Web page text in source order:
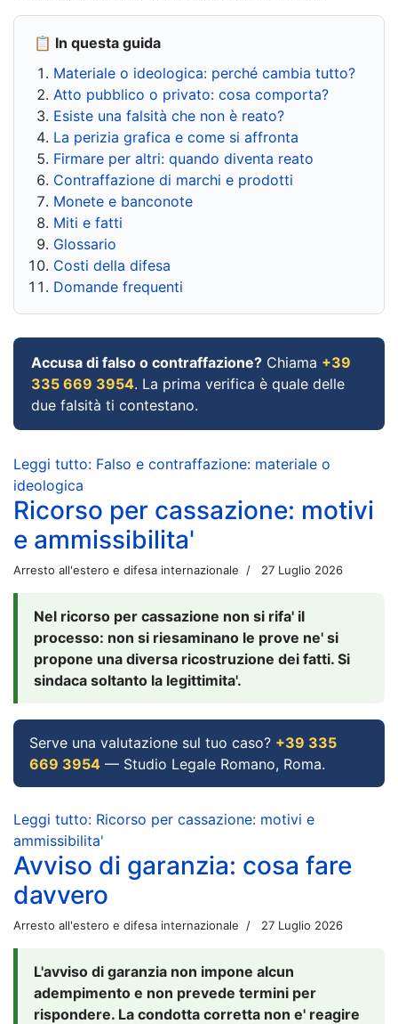
📋 In questa guida
Materiale o ideologica: perché cambia tutto?
Atto pubblico o privato: cosa comporta?
Esiste una falsità che non è reato?
La perizia grafica e come si affronta
Firmare per altri: quando diventa reato
Contraffazione di marchi e prodotti
Monete e banconote
Miti e fatti
Glossario
Costi della difesa
Domande frequenti
Accusa di falso o contraffazione? Chiama +39
335 669 3954. La prima verifica è quale delle
due falsità ti contestano.
Leggi tutto: Falso e contraffazione: materiale o
ideologica
Ricorso per cassazione: motivi
e ammissibilita'
Arresto all'estero e difesa internazionale 27 Luglio 2026
Nel ricorso per cassazione non si rifa' il
processo: non si riesaminano le prove ne' si
propone una diversa ricostruzione dei fatti. Si
sindaca soltanto la legittimita'.
Serve una valutazione sul tuo caso? +39 335
669 3954 — Studio Legale Romano, Roma.
Leggi tutto: Ricorso per cassazione: motivi e
ammissibilita'
Avviso di garanzia: cosa fare
davvero
Arresto all'estero e difesa internazionale 27 Luglio 2026
L'avviso di garanzia non impone alcun
adempimento e non prevede termini per
rispondere. La condotta corretta non e' reagire